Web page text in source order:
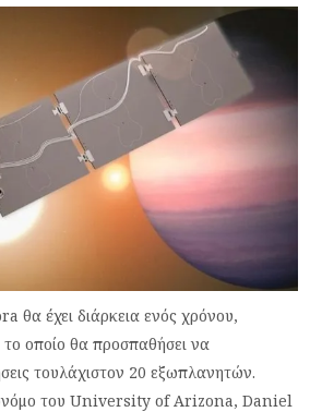
θα έχει διάρκεια ενός χρόνου,
οποίο θα προσπαθήσει να
τουλάχιστον 20 εξωπλανητών.
του University of Arizona, Daniel